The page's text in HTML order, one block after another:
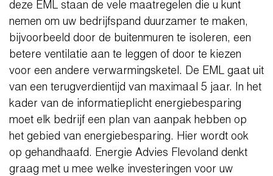
deze EML staan de vele maatregelen die u kunt
nemen om uw bedrijfspand duurzamer te maken,
bijvoorbeeld door de buitenmuren te isoleren, een
betere ventilatie aan te leggen of door te kiezen
voor een andere verwarmingsketel. De EML gaat uit
van een terugverdientijd van maximaal 5 jaar. In het
kader van de informatieplicht energiebesparing
moet elk bedrijf een plan van aanpak hebben op
het gebied van energiebesparing. Hier wordt ook
op gehandhaafd. Energie Advies Flevoland denkt
graag met u mee welke investeringen voor uw